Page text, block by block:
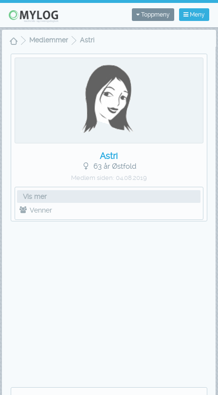
Meny
Toppmeny
Medlemmer Astri
Astri
63 år Østfold
Medlem siden: 04.08.2019
Vis mer
Venner